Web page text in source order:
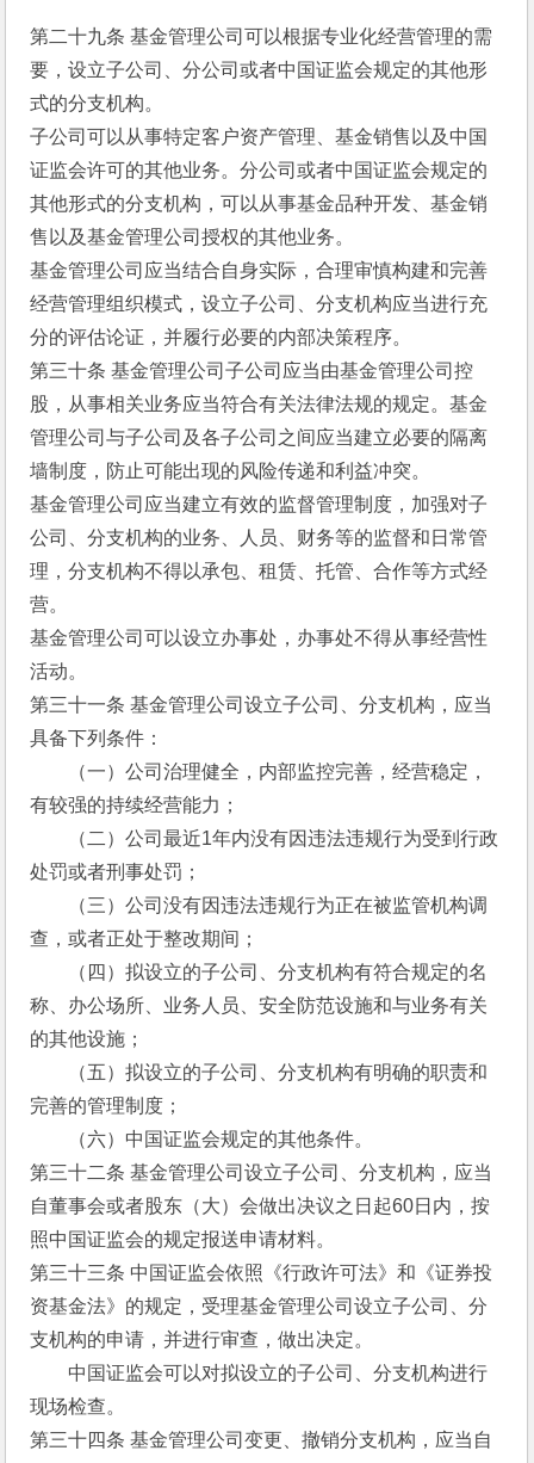
第二十九条 基金管理公司可以根据专业化经营管理的需
要，设立子公司、分公司或者中国证监会规定的其他形
式的分支机构。
子公司可以从事特定客户资产管理、基金销售以及中国
证监会许可的其他业务。分公司或者中国证监会规定的
其他形式的分支机构，可以从事基金品种开发、基金销
售以及基金管理公司授权的其他业务。
基金管理公司应当结合自身实际，合理审慎构建和完善
经营管理组织模式，设立子公司、分支机构应当进行充
分的评估论证，并履行必要的内部决策程序。
第三十条 基金管理公司子公司应当由基金管理公司控
股，从事相关业务应当符合有关法律法规的规定。基金
管理公司与子公司及各子公司之间应当建立必要的隔离
墙制度，防止可能出现的风险传递和利益冲突。
基金管理公司应当建立有效的监督管理制度，加强对子
公司、分支机构的业务、人员、财务等的监督和日常管
理，分支机构不得以承包、租赁、托管、合作等方式经
营。
基金管理公司可以设立办事处，办事处不得从事经营性
活动。
第三十一条 基金管理公司设立子公司、分支机构，应当
具备下列条件：
（一）公司治理健全，内部监控完善，经营稳定，
有较强的持续经营能力；
（二）公司最近1年内没有因违法违规行为受到行政
处罚或者刑事处罚；
（三）公司没有因违法违规行为正在被监管机构调
查，或者正处于整改期间；
（四）拟设立的子公司、分支机构有符合规定的名
称、办公场所、业务人员、安全防范设施和与业务有关
的其他设施；
（五）拟设立的子公司、分支机构有明确的职责和
完善的管理制度；
（六）中国证监会规定的其他条件。
第三十二条 基金管理公司设立子公司、分支机构，应当
自董事会或者股东（大）会做出决议之日起60日内，按
照中国证监会的规定报送申请材料。
第三十三条 中国证监会依照《行政许可法》和《证券投
资基金法》的规定，受理基金管理公司设立子公司、分
支机构的申请，并进行审查，做出决定。
中国证监会可以对拟设立的子公司、分支机构进行
现场检查。
第三十四条 基金管理公司变更、撤销分支机构，应当自